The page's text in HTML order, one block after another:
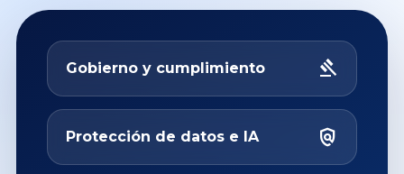
Gobierno y cumplimiento gavel
Protección de datos e IA policy